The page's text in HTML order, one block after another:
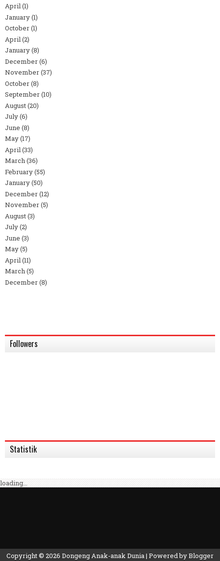
April(1)
January(1)
October(1)
April(2)
January(8)
December(6)
November(37)
October(8)
September(10)
August(20)
July(6)
June (8)
May(17)
April(33)
March(36)
February(55)
January(50)
December(12)
November(5)
August(3)
July(2)
June (3)
May(5)
April(11)
March(5)
December(8)
Followers
Statistik
loading...
Copyright © 2026 Dongeng Anak-anak Dunia| Powered byBlogger